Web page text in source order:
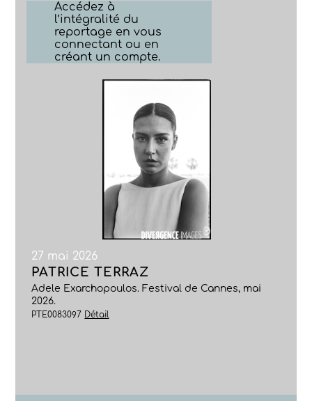
Accédez à
l’intégralité du
reportage en vous
connectant ou en
créant un compte.
27 mai 2026
PATRICE TERRAZ
Adele Exarchopoulos. Festival de Cannes, mai
2026.
PTE0083097 Détail